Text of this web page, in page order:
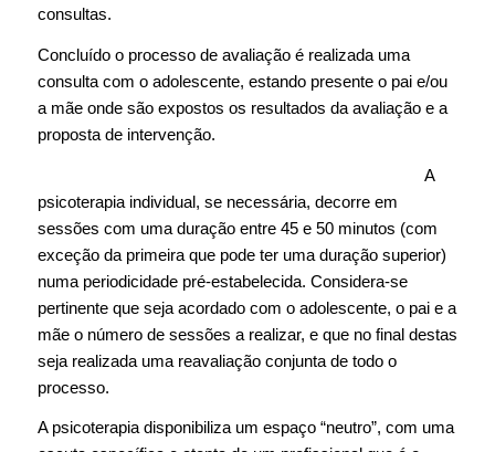
consultas.
Concluído o processo de avaliação é realizada uma
consulta com o adolescente, estando presente o pai e/ou
a mãe onde são expostos os resultados da avaliação e a
proposta de intervenção.
A
psicoterapia individual, se necessária, decorre em
sessões com uma duração entre 45 e 50 minutos (com
exceção da primeira que pode ter uma duração superior)
numa periodicidade pré-estabelecida. Considera-se
pertinente que seja acordado com o adolescente, o pai e a
mãe o número de sessões a realizar, e que no final destas
seja realizada uma reavaliação conjunta de todo o
processo.
A psicoterapia disponibiliza um espaço “neutro”, com uma